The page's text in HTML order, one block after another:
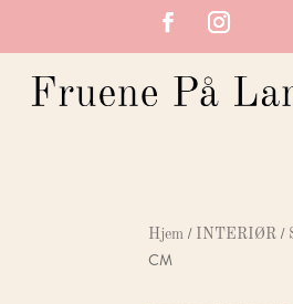
Hjem / INTERIØR /
CM